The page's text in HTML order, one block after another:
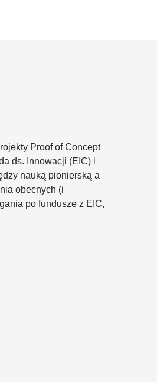
Proof of Concept
ds. Innowacji (EIC) i
nauką pionierską a
obecnych (i
po fundusze z EIC,